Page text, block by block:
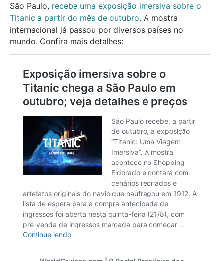
São Paulo, recebe uma exposição imersiva sobre o
Titanic a partir do mês de outubro. A mostra
internacional já passou por diversos países no
mundo. Confira mais detalhes: